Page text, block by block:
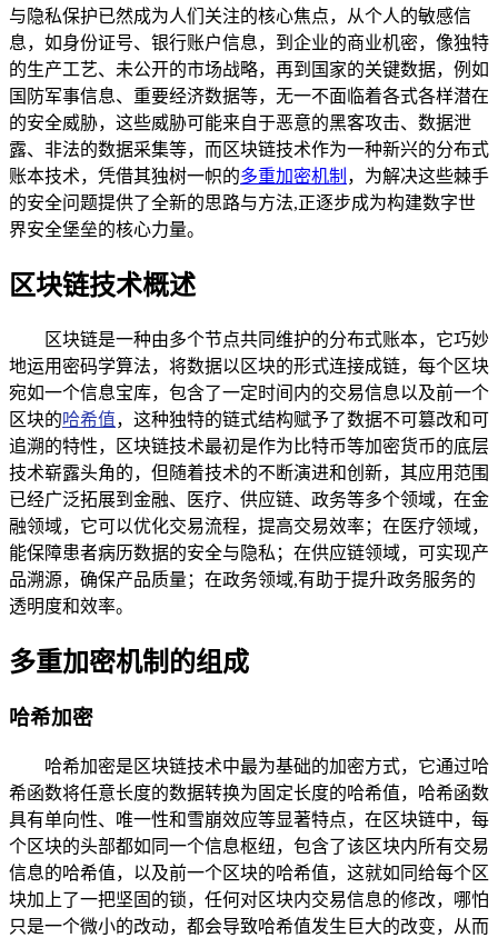
与隐私保护已然成为人们关注的核心焦点，从个人的敏感信
息，如身份证号、银行账户信息，到企业的商业机密，像独特
的生产工艺、未公开的市场战略，再到国家的关键数据，例如
国防军事信息、重要经济数据等，无一不面临着各式各样潜在
的安全威胁，这些威胁可能来自于恶意的黑客攻击、数据泄
露、非法的数据采集等，而区块链技术作为一种新兴的分布式
账本技术，凭借其独树一帜的多重加密机制 ，为解决这些棘手
的安全问题提供了全新的思路与方法,正逐步成为构建数字世
界安全堡垒的核心力量。
区块链技术概述
区块链是一种由多个节点共同维护的分布式账本，它巧妙
地运用密码学算法，将数据以区块的形式连接成链，每个区块
宛如一个信息宝库，包含了一定时间内的交易信息以及前一个
区块的哈希值，这种独特的链式结构赋予了数据不可篡改和可
追溯的特性，区块链技术最初是作为比特币等加密货币的底层
技术崭露头角的，但随着技术的不断演进和创新，其应用范围
已经广泛拓展到金融、医疗、供应链、政务等多个领域，在金
融领域，它可以优化交易流程，提高交易效率；在医疗领域，
能保障患者病历数据的安全与隐私；在供应链领域，可实现产
品溯源，确保产品质量；在政务领域,有助于提升政务服务的
透明度和效率。
多重加密机制的组成
哈希加密
哈希加密是区块链技术中最为基础的加密方式，它通过哈
希函数将任意长度的数据转换为固定长度的哈希值，哈希函数
具有单向性、唯一性和雪崩效应等显著特点，在区块链中，每
个区块的头部都如同一个信息枢纽，包含了该区块内所有交易
信息的哈希值，以及前一个区块的哈希值，这就如同给每个区
块加上了一把坚固的锁，任何对区块内交易信息的修改，哪怕
只是一个微小的改动，都会导致哈希值发生巨大的改变，从而